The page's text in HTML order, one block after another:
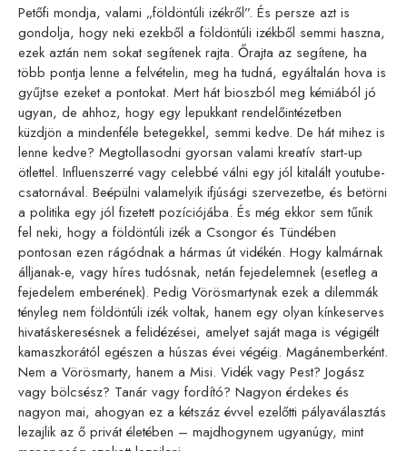
Petőfi mondja, valami „földöntúli izékről”. És persze azt is
gondolja, hogy neki ezekből a földöntúli izékből semmi haszna,
ezek aztán nem sokat segítenek rajta. Őrajta az segítene, ha
több pontja lenne a felvételin, meg ha tudná, egyáltalán hova is
gyűjtse ezeket a pontokat. Mert hát bioszból meg kémiából jó
ugyan, de ahhoz, hogy egy lepukkant rendelőintézetben
küzdjön a mindenféle betegekkel, semmi kedve. De hát mihez is
lenne kedve? Megtollasodni gyorsan valami kreatív start-up
ötlettel. Influenszerré vagy celebbé válni egy jól kitalált youtube-
csatornával. Beépülni valamelyik ifjúsági szervezetbe, és betörni
a politika egy jól fizetett pozíciójába. És még ekkor sem tűnik
fel neki, hogy a földöntúli izék a Csongor és Tündében
pontosan ezen rágódnak a hármas út vidékén. Hogy kalmárnak
álljanak-e, vagy híres tudósnak, netán fejedelemnek (esetleg a
fejedelem emberének). Pedig Vörösmartynak ezek a dilemmák
tényleg nem földöntúli izék voltak, hanem egy olyan kínkeserves
hivatáskeresésnek a felidézései, amelyet saját maga is végigélt
kamaszkorától egészen a húszas évei végéig. Magánemberként.
Nem a Vörösmarty, hanem a Misi. Vidék vagy Pest? Jogász
vagy bölcsész? Tanár vagy fordító? Nagyon érdekes és
nagyon mai, ahogyan ez a kétszáz évvel ezelőtti pályaválasztás
lezajlik az ő privát életében – majdhogynem ugyanúgy, mint